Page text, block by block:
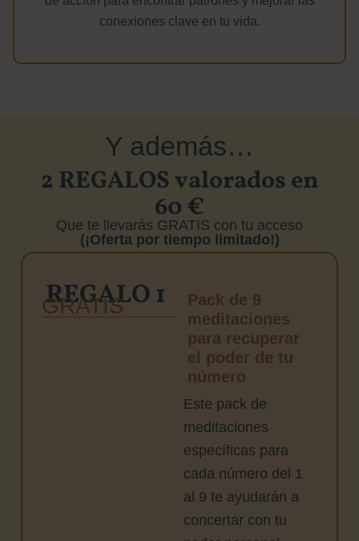
conexiones clave en tu vida.
Y además…
2 REGALOS valorados en
60 €
Que te llevarás GRATIS con tu acceso
(¡Oferta por tiempo limitado!)
REGALO 1
GRATIS
Pack de 9
meditaciones
para recuperar
el poder de tu
número
Este pack de
meditaciones
específicas para
cada número del 1
al 9 te ayudarán a
concertar con tu